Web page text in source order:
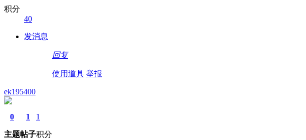
积分
40
发消息
回复
使用道具 举报
ek195400
0
主题
1
帖子
1
积分